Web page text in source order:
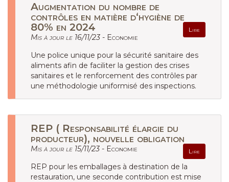
Augmentation du nombre de
contrôles en matière d‘hygiène de
80% en 2024
Lire
Mis à jour le 16/11/23 - Economie
Une police unique pour la sécurité sanitaire des
aliments afin de faciliter la gestion des crises
sanitaires et le renforcement des contrôles par
une méthodologie uniformisé des inspections.
REP ( Responsabilité élargie du
producteur), nouvelle obligation
Lire
Mis à jour le 15/11/23 - Economie
REP pour les emballages à destination de la
restauration, une seconde contribution est mise